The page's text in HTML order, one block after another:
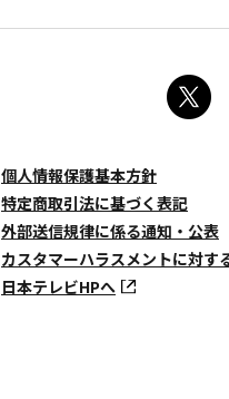
個人情報保護基本方針
特定商取引法に基づく表記
外部送信規律に係る通知・公表
カスタマーハラスメントに対す
日本テレビHPへ